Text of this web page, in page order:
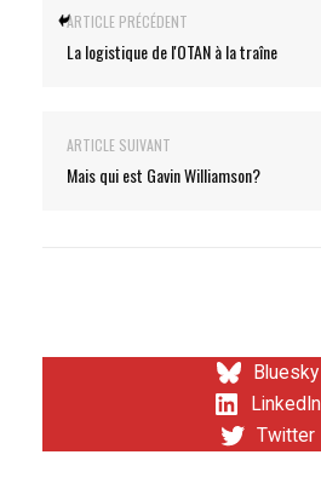
ARTICLE PRÉCÉDENT
La logistique de l'OTAN à la traîne
ARTICLE SUIVANT
Mais qui est Gavin Williamson?
Bluesky
LinkedIn
Twitter